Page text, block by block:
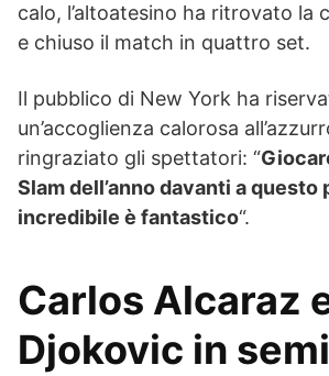
calo, l’altoatesino ha ritrovato la
e chiuso il match in quattro set.
Il pubblico di New York ha
un’accoglienza calorosa
ringraziato gli spettatori: “
Slam dell’anno davanti a questo
incredibile è fantastico“.
Carlos Alcaraz
Djokovic in